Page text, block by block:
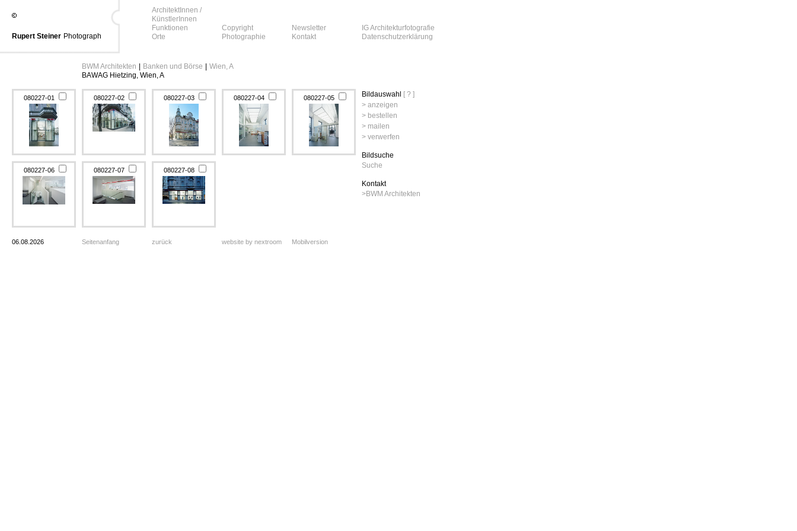
Rupert Steiner Photograph
ArchitektInnen /
KünstlerInnen
Funktionen
Orte
Copyright
Photographie
Newsletter
Kontakt
IG Architekturfotografie
Datenschutzerklärung
BWM Architekten Banken und Börse
Wien, A
BAWAG Hietzing, Wien, A
080227-01 080227-02 080227-03 080227-04 080227-05
080227-06 080227-07 080227-08
Bildauswahl
[ ? ]
> anzeigen
> bestellen
> mailen
> verwerfen
Bildsuche
Suche
Kontakt
>BWM Architekten
06.08.2026 Seitenanfang zurück website by nextroom Mobilversion